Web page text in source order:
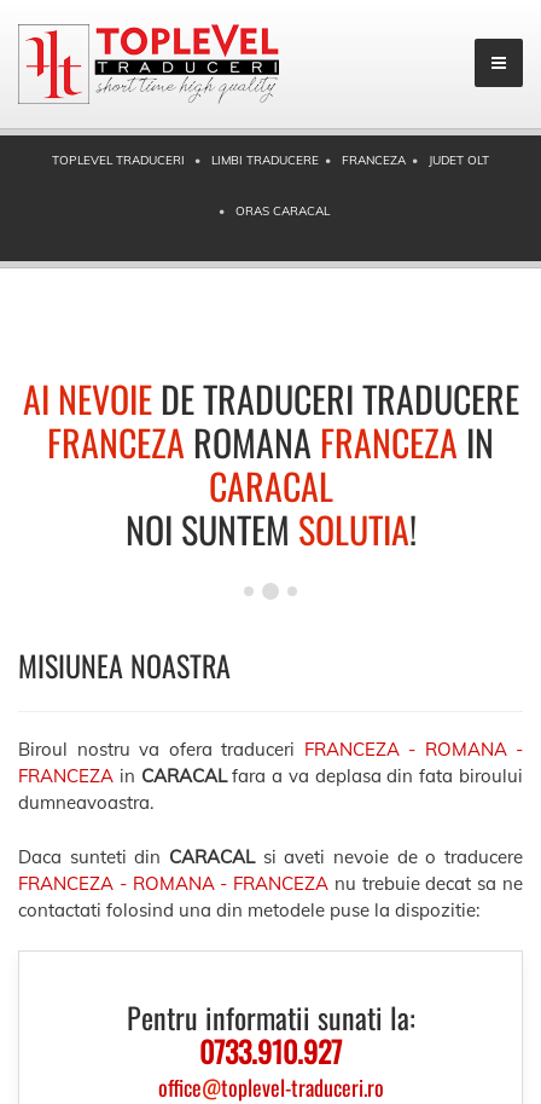
TOPLEVEL TRADUCERI LIMBI TRADUCERE FRANCEZA JUDET OLT
ORAS CARACAL
AI NEVOIEDE TRADUCERI TRADUCERE
FRANCEZA ROMANA FRANCEZA IN
CARACAL
NOI SUNTEM SOLUTIA!
MISIUNEA NOASTRA
Biroul nostru va ofera traduceri FRANCEZA - ROMANA -
FRANCEZA in CARACALfara a va deplasa din fata biroului
dumneavoastra.
Daca sunteti din CARACALsi aveti nevoie de o traducere
FRANCEZA - ROMANA - FRANCEZA nu trebuie decat sa ne
contactati folosind una din metodele puse la dispozitie:
Pentru informatii sunati la:
0733.910.927
office@toplevel-traduceri.ro